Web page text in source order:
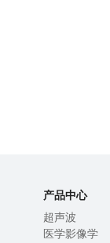
产品中心
超声波
医学影像学